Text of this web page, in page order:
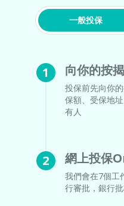
一般投保
1 向你的按
投保前先向你
保額、受保地
有人
2 網上投保
我們會在7個工
行審批，銀行